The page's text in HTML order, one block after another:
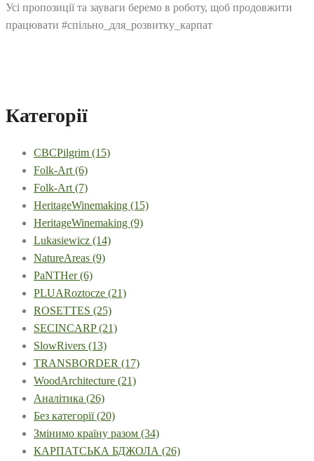
Усі пропозиції та зауваги беремо в роботу, щоб продовжити
працювати #спільно_для_розвитку_карпат
Категорії
CBCPilgrim (15)
Folk-Art (6)
Folk-Art (7)
HeritageWinemaking (15)
HeritageWinemaking (9)
Lukasiewicz (14)
NatureAreas (9)
PaNTHer(6)
PLUARoztocze (21)
ROSETTES (25)
SECINCARP(21)
SlowRivers (13)
TRANSBORDER (17)
WoodArchitecture (21)
Аналітика (26)
Без категорії(20)
Змінимо країну разом (34)
КАРПАТСЬКА БДЖОЛА (26)